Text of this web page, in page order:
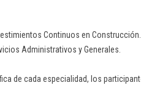
Continuos en Construcción.
Administrativos y Generales.
de cada especialidad, los